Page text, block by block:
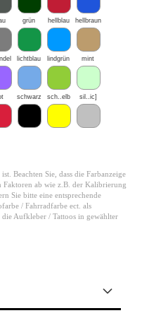
grün hellblau hellbraun
lichtblau lindgrün mint
schwarz sch..elb sil..ic]
Beachten Sie, dass die Farbanzeige
ab wie z.B. der Kalibrierung
Sie bitte eine entsprechende
/ Fahrradfarbe ect. als
Aufkleber / Tattoos in gewählter